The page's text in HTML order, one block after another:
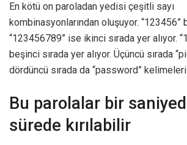
En kötü on paroladan yedisi çeşitli sayı
kombinasyonlarından oluşuyor. “123456”
“123456789” ise ikinci sırada yer alıyor.
beşinci sırada yer alıyor. Üçüncü sırada
dördüncü sırada da “password”
Bu parolalar bir
sürede kırılabilir